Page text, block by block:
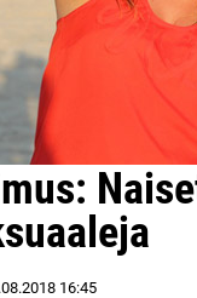
16:45